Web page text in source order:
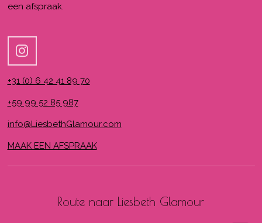
een afspraak.
I
s
t
g
r
m
+31 (0) 6 42 41 89 70
+59 99 52 85 987
info@LiesbethGlamour.com
MAAK EEN AFSPRAAK
Route naar Liesbeth Glamour